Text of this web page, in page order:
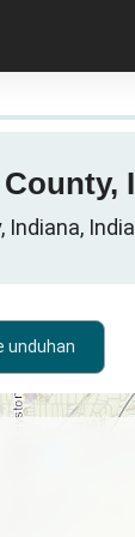
unduhan